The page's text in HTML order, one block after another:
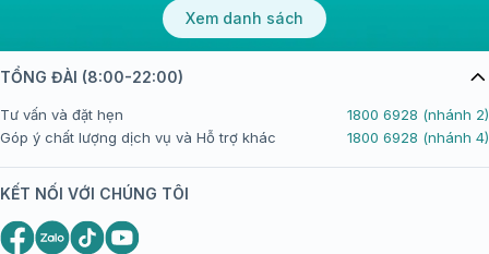
Xem danh sách
TỔNG ĐÀI (8:00-22:00)
Tư vấn và đặt hẹn
1800 6928 (nhánh 2)
Góp ý chất lượng dịch vụ và Hỗ trợ khác
1800 6928 (nhánh 4)
KẾT NỐI VỚI CHÚNG TÔI